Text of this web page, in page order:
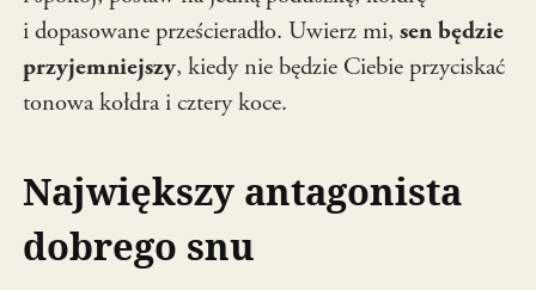
i dopasowane prześcieradło. Uwierz mi,sen będzie
przyjemniejszy, kiedy nie będzie Ciebie przyciskać
tonowa kołdra i cztery koce.
Największy antagonista
dobrego snu